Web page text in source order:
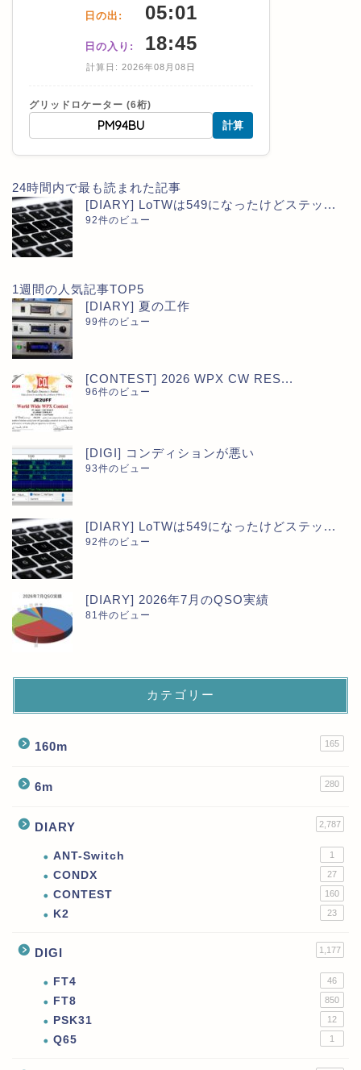
日の出: 05:01
日の入り: 18:45
計算日: 2026年08月08日
グリッドロケーター (6桁)
計算
24時間内で最も読まれた記事
[DIARY] LoTWは549になったけどステッ...
92件のビュー
1週間の人気記事TOP5
[DIARY] 夏の工作
99件のビュー
[CONTEST] 2026 WPX CW RES...
96件のビュー
[DIGI] コンディションが悪い
93件のビュー
[DIARY] LoTWは549になったけどステッ...
92件のビュー
[DIARY] 2026年7月のQSO実績
81件のビュー
カテゴリー
160m 165
6m 280
DIARY 2,787
ANT-Switch 1
CONDX 27
CONTEST 160
K2 23
DIGI 1,177
FT4 46
FT8 850
PSK31 12
Q65 1